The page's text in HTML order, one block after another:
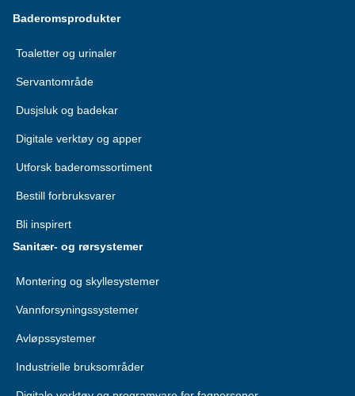
Baderomsprodukter
Toaletter og urinaler
Servantområde
Dusjsluk og badekar
Digitale verktøy og apper
Utforsk baderomssortiment
Bestill forbruksvarer
Bli inspirert
Sanitær- og rørsystemer
Montering og skyllesystemer
Vannforsyningssystemer
Avløpssystemer
Industrielle bruksområder